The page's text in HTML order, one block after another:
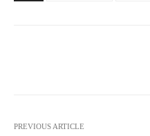
PREVIOUS ARTICLE